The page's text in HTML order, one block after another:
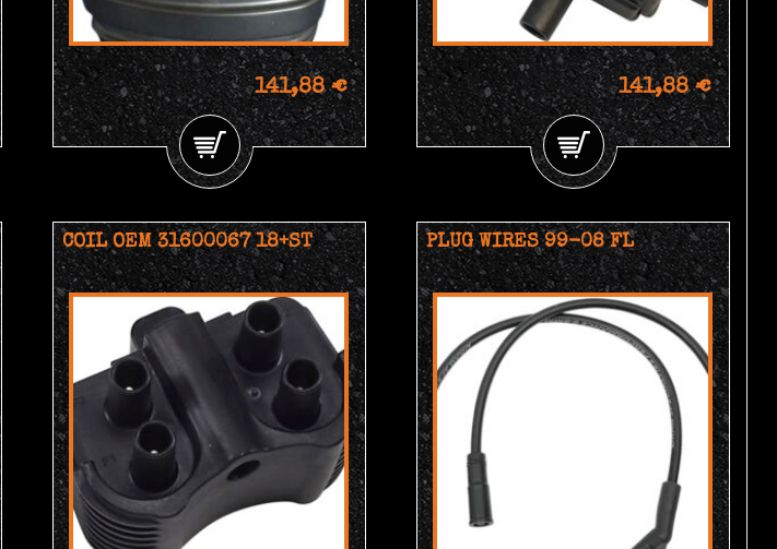
141,88 € 141,88 €
COIL OEM 31600067 18+ST PLUG WIRES 99-08 FL